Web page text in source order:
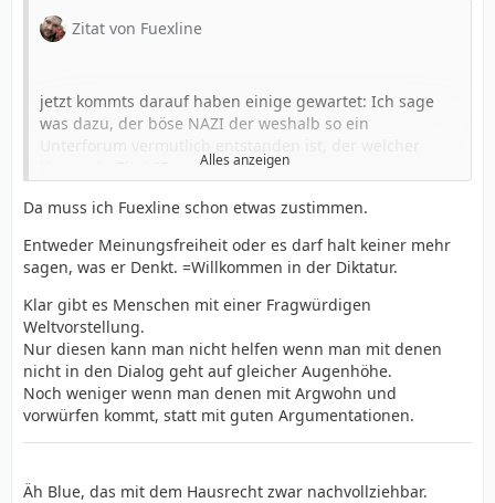
Zitat von Fuexline
jetzt kommts darauf haben einige gewartet: Ich sage
was dazu, der böse NAZI der weshalb so ein
Usern ein Zitat "Dorn im Auge ist"
und los geht es:
Da haben wir einfach mal die "unvoreingenommenste"
am meisten links wandernde Person des Forums zum
Mod gemacht - weil wir glauben das so Unabhängigkeit
entsteht.
Wie definiert man Meinungsfreiheit - in den USA wäre
das alles sagen zu dürfen ohne Repressalien
mit Bann etc rechnen muss. - alles hierher zu schieben
Alles anzeigen
Da muss ich Fuexline schon etwas zustimmen.
Entweder Meinungsfreiheit oder es darf halt keiner mehr
sagen, was er Denkt. =Willkommen in der Diktatur.
Klar gibt es Menschen mit einer Fragwürdigen
Weltvorstellung.
Nur diesen kann man nicht helfen wenn man mit denen
nicht in den Dialog geht auf gleicher Augenhöhe.
Noch weniger wenn man denen mit Argwohn und
vorwürfen kommt, statt mit guten Argumentationen.
Äh Blue, das mit dem Hausrecht zwar nachvollziehbar.